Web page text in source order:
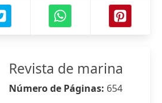
Revista de marina
Número de Páginas: 654